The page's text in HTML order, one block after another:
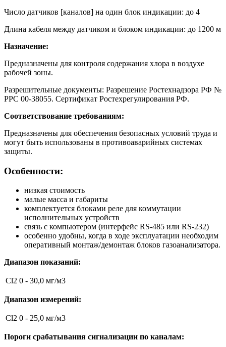
Число датчиков [каналов] на один блок индикации: до 4
Длина кабеля между датчиком и блоком индикации: до 1200 м
Назначение:
Предназначены для контроля содержания хлора в воздухе
рабочей зоны.
Разрешительные документы: Разрешение Ростехнадзора РФ №
РРС 00-38055. Сертификат Ростехрегулирования РФ.
Соответствование требованиям:
Предназначены для обеспечения безопасных условий труда и
могут быть использованы в противоаварийных системах
защиты.
Особенности:
низкая стоимость
малые масса и габариты
комплектуется блоками реле для коммутации
исполнительных устройств
связь с компьютером (интерфейс RS-485 или RS-232)
особенно удобны, когда в ходе эксплуатации необходим
оперативный монтаж/демонтаж блоков газоанализатора.
Диапазон показаний:
Cl2 0 - 30,0 мг/м3
Диапазон измерений:
Cl2 0 - 25,0 мг/м3
Пороги срабатывания сигнализации по каналам: